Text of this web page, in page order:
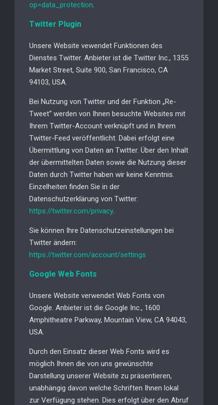
op=data_protection.
Twitter Plugin
Unsere Website vewendet Funktionen des
Dienstes Twitter. Anbieter ist die Twitter Inc., 1355
Market Street, Suite 900, San Francisco, CA
94103, USA.
Bei Nutzung von Twitter und der Funktion „Re-
Tweet“ werden von Ihnen besuchte Websites mit
Ihrem Twitter-Account verknüpft und in Ihrem
Twitter-Feed veröffentlicht. Dabei erfolgt eine
Übermittlung von Daten an Twitter. Über den Inhalt
der übermittelten Daten sowie die Nutzung dieser
Daten durch Twitter haben wir keine Kenntnis.
Einzelheiten finden Sie in der
Datenschutzerklärung von Twitter:
https://twitter.com/privacy.
Sie können Ihre Datenschutzeinstellungen bei
Twitter ändern:
https://twitter.com/account/settings
Google Web Fonts
Unsere Website verwendet Web Fonts von
Google. Anbieter ist die Google Inc., 1600
Amphitheatre Parkway, Mountain View, CA 94043,
USA.
Durch den Einsatz dieser Web Fonts wird es
möglich Ihnen die von uns gewünschte
Darstellung unserer Website zu präsentieren,
unabhängig davon welche Schriften Ihnen lokal
zur Verfügung stehen. Dies erfolgt über den Abruf